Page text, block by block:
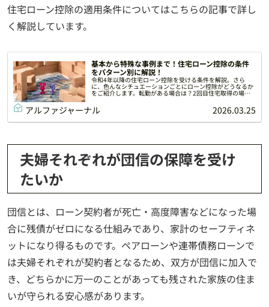
住宅ローン控除の適用条件についてはこちらの記事で詳し
く解説しています。
基本から特殊な事例まで！住宅ローン控除の条件
をパターン別に解説！
令和4年以降の住宅ローン控除を受ける条件を解説。さら
に、色んなシチュエーションごとにローン控除がどうなるか
をご紹介します。転勤がある場合は？2回目住宅取得の場合
アルファジャーナル 2026.03.25
夫婦それぞれが団信の保障を受け
たいか
団信とは、ローン契約者が死亡・高度障害などになった場
合に残債がゼロになる仕組みであり、家計のセーフティネ
ットになり得るものです。ペアローンや連帯債務ローンで
は夫婦それぞれが契約者となるため、双方が団信に加入で
き、どちらかに万一のことがあっても残された家族の住ま
いが守られる安心感があります。